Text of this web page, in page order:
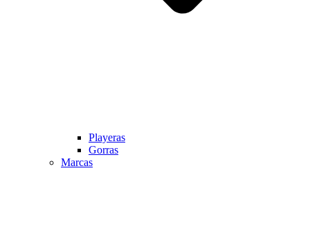
Playeras
Gorras
Marcas